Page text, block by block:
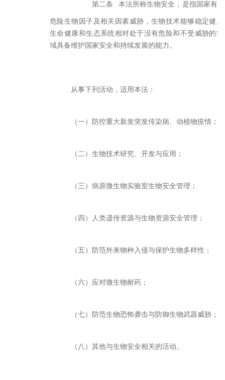
第二条 本法所称生物安全，是指国家有
危险生物因子及相关因素威胁，生物技术能够稳定健
生命健康和生态系统相对处于没有危险和不受威胁的
域具备维护国家安全和持续发展的能力。
从事下列活动，适用本法：
（一）防控重大新发突发传染病、动植物疫情；
（二）生物技术研究、开发与应用；
（三）病原微生物实验室生物安全管理；
（四）人类遗传资源与生物资源安全管理；
（五）防范外来物种入侵与保护生物多样性；
（六）应对微生物耐药；
（七）防范生物恐怖袭击与防御生物武器威胁；
（八）其他与生物安全相关的活动。